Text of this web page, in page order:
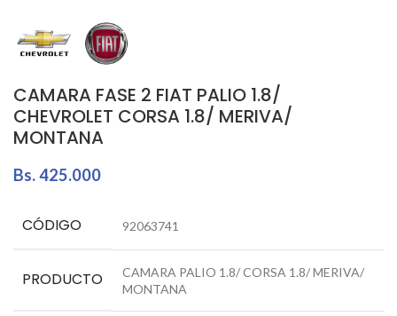
CAMARA FASE 2 FIAT PALIO 1.8/
CHEVROLET CORSA 1.8/ MERIVA/
MONTANA
Bs.425.000
CÓDIGO 92063741
PRODUCTO
CAMARA PALIO 1.8/ CORSA 1.8/ MERIVA/
MONTANA